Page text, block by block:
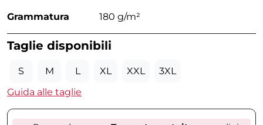
Grammatura 180 g/m²
Taglie disponibili
S M L XL XXL
3XL
Guida alle taglie